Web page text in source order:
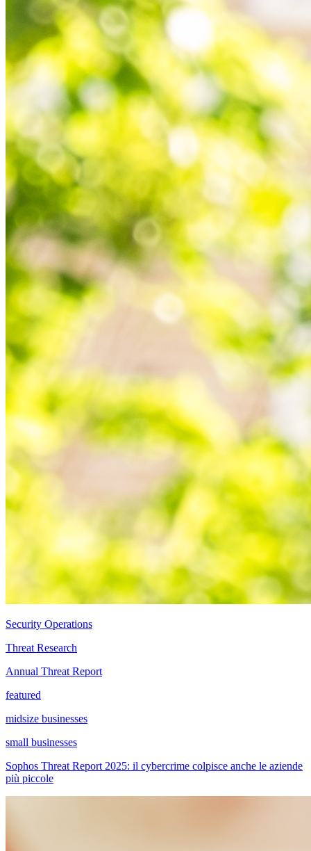
Security Operations
Threat Research
Annual Threat Report
featured
midsize businesses
small businesses
Sophos Threat Report 2025: il cybercrime colpisce anche le aziende
più piccole